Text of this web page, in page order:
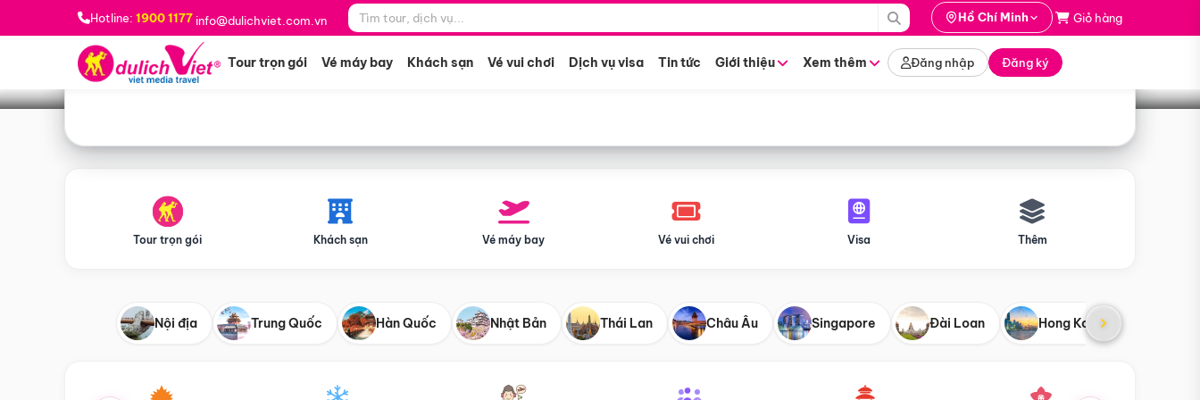
Hotline: 1900 1177 info@dulichviet.com.vn Hồ Chí Minh Giỏ hàng
Tour trọn gói Vé máy bay Khách sạn Vé vui chơi Dịch vụ visa Tin tức Giới thiệu Xem thêm Đăng nhập Đăng ký
Bạn muốn đi đâu? *
Tìm tour
Tour trọn gói Khách sạn Vé máy bay Vé vui chơi Visa Thêm
Nội địa Trung Quốc Hàn Quốc Nhật Bản Thái Lan Châu Âu Singapore Đài Loan Hong Kong